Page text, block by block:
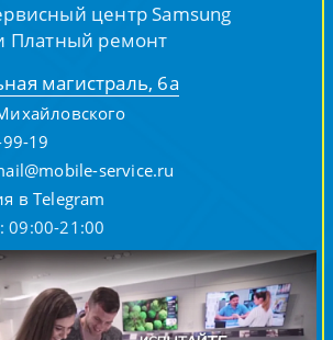
центр Samsung
Платный ремонт
магистраль, 6а
19
service.ru
в Telegram
21:00